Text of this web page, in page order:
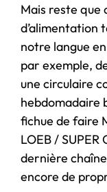
Mais reste que
d’alimentation
notre langue
par exemple,
une circulaire
hebdomadaire
fichue de faire
LOEB /
dernière
encore de